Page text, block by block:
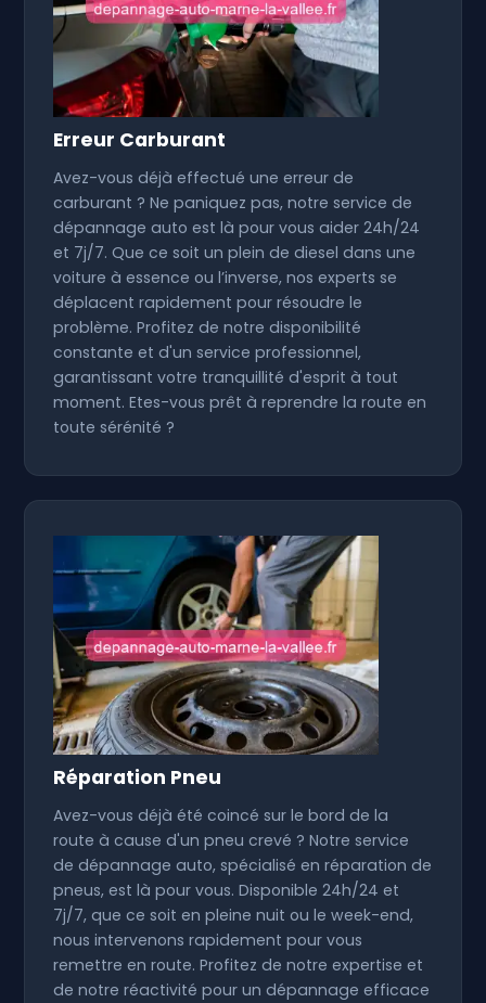
Erreur Carburant
Avez-vous déjà effectué une erreur de
carburant ? Ne paniquez pas, notre service de
dépannage auto est là pour vous aider 24h/24
et 7j/7. Que ce soit un plein de diesel dans une
voiture à essence ou l’inverse, nos experts se
déplacent rapidement pour résoudre le
problème. Profitez de notre disponibilité
constante et d'un service professionnel,
garantissant votre tranquillité d'esprit à tout
moment. Etes-vous prêt à reprendre la route en
toute sérénité ?
Réparation Pneu
Avez-vous déjà été coincé sur le bord de la
route à cause d'un pneu crevé ? Notre service
de dépannage auto, spécialisé en réparation de
pneus, est là pour vous. Disponible 24h/24 et
7j/7, que ce soit en pleine nuit ou le week-end,
nous intervenons rapidement pour vous
remettre en route. Profitez de notre expertise et
de notre réactivité pour un dépannage efficace